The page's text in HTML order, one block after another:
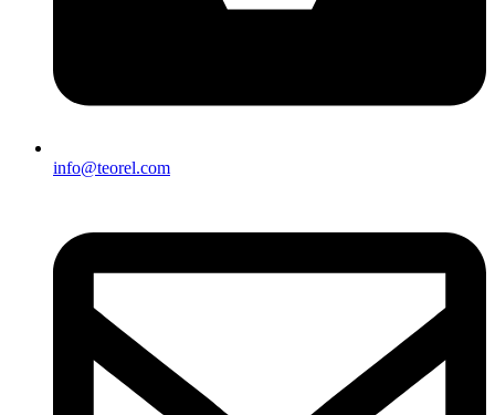
info@teorel.com